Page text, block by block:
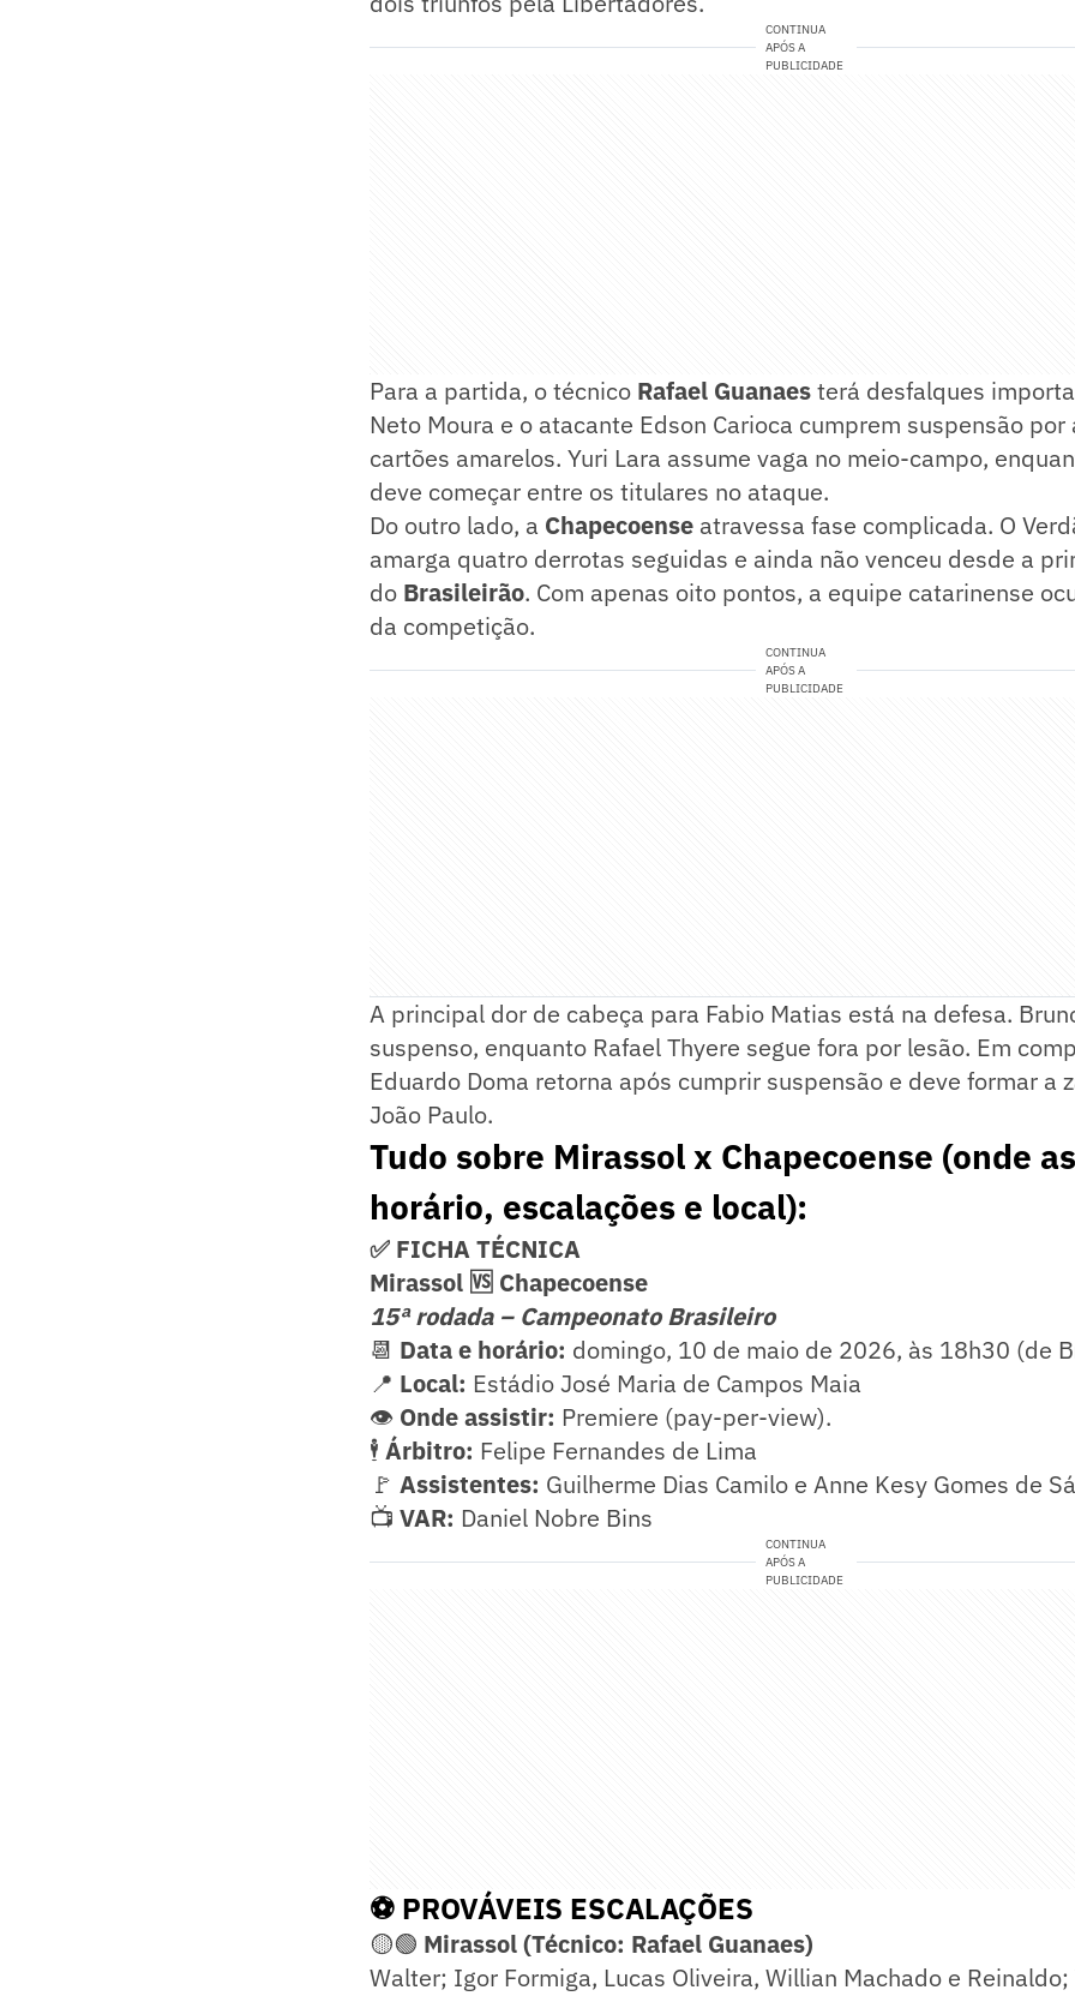
CONTINUA
APÓS A
PUBLICIDADE
Para a partida, o técnico Rafael Guanaesterá desfalques
Neto Moura e o atacante Edson Carioca cumprem suspensão por
cartões amarelos. Yuri Lara assume vaga no meio-campo,
deve começar entre os titulares no ataque.
Do outro lado, a Chapecoense atravessa fase complicada. O
amarga quatro derrotas seguidas e ainda não venceu desde a
do Brasileirão. Com apenas oito pontos, a equipe catarinense
da competição.
CONTINUA
APÓS A
PUBLICIDADE
A principal dor de cabeça para Fabio Matias está na defesa.
suspenso, enquanto Rafael Thyere segue fora por lesão. Em
Eduardo Doma retorna após cumprir suspensão e deve formar a
João Paulo.
Tudo sobre Mirassol x Chapecoense (onde
horário, escalações e local):
✅ FICHA TÉCNICA
Mirassol 🆚 Chapecoense
15ª rodada – Campeonato Brasileiro
📆 Data e horário: domingo, 10 de maio de 2026, às 18h30 (de
📍 Local: Estádio José Maria de Campos Maia
👁️ Onde assistir: Premiere (pay-per-view).
🕴️ Árbitro: Felipe Fernandes de Lima
🚩 Assistentes: Guilherme Dias Camilo e Anne Kesy Gomes de Sá
📺 VAR: Daniel Nobre Bins
CONTINUA
APÓS A
PUBLICIDADE
⚽ PROVÁVEIS ESCALAÇÕES
🟡🟢 Mirassol (Técnico: Rafael Guanaes)
Walter; Igor Formiga, Lucas Oliveira, Willian Machado e Reinaldo;